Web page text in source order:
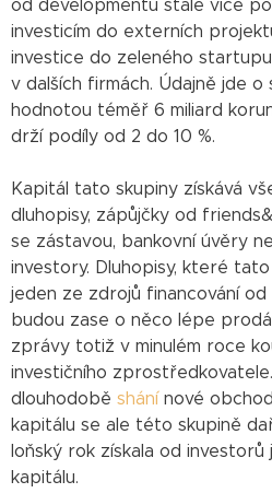
od developmentu stále více
investicím do externích
investice do zeleného
v dalších firmách. Údajně jde
hodnotou téměř 6 miliard
drží podíly od 2 do 10 %.
Kapitál tato skupiny získává
dluhopisy, zápůjčky od
se zástavou, bankovní úvěry
investory. Dluhopisy, které
jeden ze zdrojů financování
budou zase o něco lépe
zprávy totiž v minulém roce
investičního
dlouhodobě shánínové
kapitálu se ale této skupině
loňský rok získala od investorů
kapitálu.